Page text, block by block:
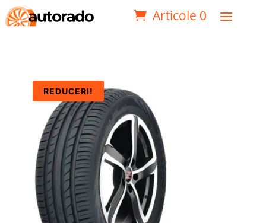
Articole 0
REDUCERI!